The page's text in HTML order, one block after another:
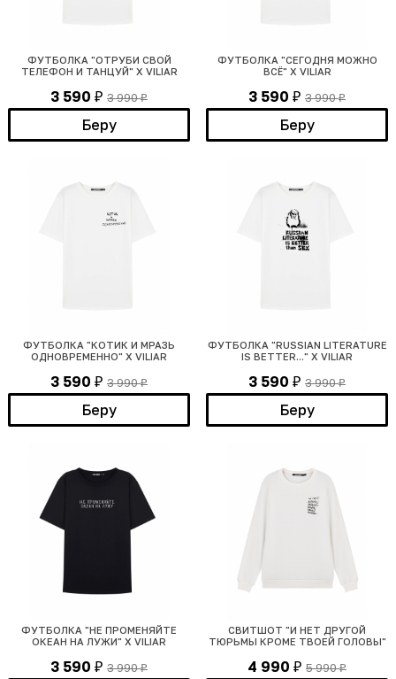
ФУТБОЛКА "ОТРУБИ СВОЙ
ТЕЛЕФОН И ТАНЦУЙ" Х VILIAR
3 590 ₽ 3 990₽
Беру
ФУТБОЛКА "СЕГОДНЯ МОЖНО
ВСЁ" Х VILIAR
3 590 ₽ 3 990₽
Беру
ФУТБОЛКА "КОТИК И МРАЗЬ
ОДНОВРЕМЕННО" Х VILIAR
3 590 ₽ 3 990₽
Беру
ФУТБОЛКА "RUSSIAN LITERATURE
IS BETTER..." Х VILIAR
3 590 ₽ 3 990₽
Беру
ФУТБОЛКА "НЕ ПРОМЕНЯЙТЕ
ОКЕАН НА ЛУЖИ" Х VILIAR
3 590 ₽ 3 990₽
СВИТШОТ "И НЕТ ДРУГОЙ
ТЮРЬМЫ КРОМЕ ТВОЕЙ ГОЛОВЫ"
4 990 ₽ 5 990₽